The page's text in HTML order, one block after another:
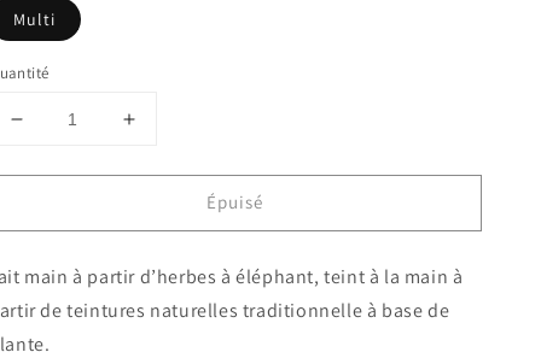
Multi
Réduire
quantité
Chapeau
NIMA
3
Augmenter
quantité
Chapeau
NIMA
3
Épuisé
main à partir d’herbes à éléphant, teint à la main à
de teintures naturelles traditionnelle à base de